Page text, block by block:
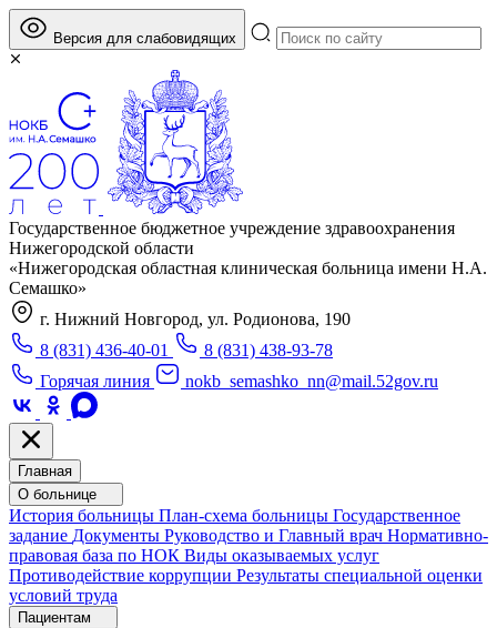
Версия для слабовидящих
Государственное бюджетное учреждение здравоохранения
Нижегородской области
«Нижегородская областная клиническая больница имени Н.А.
Семашко»
г. Нижний Новгород, ул. Родионова, 190
8 (831) 436-40-01
8 (831) 438-93-78
Горячая линия
nokb_semashko_nn@mail.52gov.ru
Главная
О больнице
История больницы План-схема больницы Государственное
задание Документы Руководство и Главный врач Нормативно-
правовая база по НОК Виды оказываемых услуг
Противодействие коррупции Результаты специальной оценки
условий труда
Пациентам